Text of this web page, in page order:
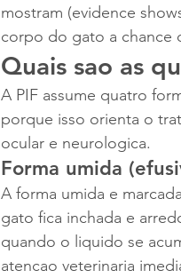
mostram (evidence
corpo do gato a chance
Quais sao as
A PIF assume quatro
porque isso orienta o
ocular e neurologica.
Forma umida
A forma umida e
gato fica inchada e
quando o liquido se
atencao veterinaria